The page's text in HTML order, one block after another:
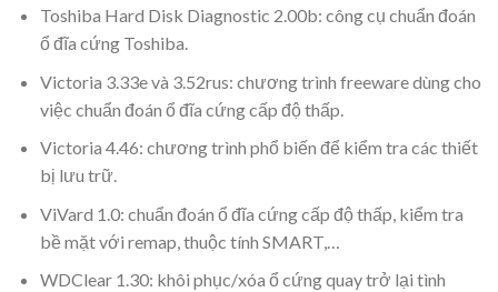
Toshiba Hard Disk Diagnostic 2.00b: công cụ chuẩn đoán
ổ đĩa cứng Toshiba.
Victoria 3.33e và 3.52rus: chương trình freeware dùng cho
việc chuẩn đoán ổ đĩa cứng cấp độ thấp.
Victoria 4.46: chương trình phổ biến để kiểm tra các thiết
bị lưu trữ.
ViVard 1.0: chuẩn đoán ổ đĩa cứng cấp độ thấp, kiểm tra
bề mặt với remap, thuộc tính SMART,…
WDClear 1.30: khôi phục/xóa ổ cứng quay trở lại tình